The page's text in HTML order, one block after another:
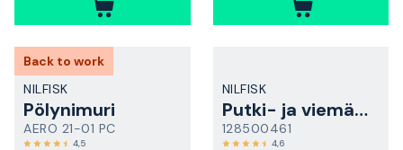
Back to work
NILFISK
Pölynimuri
AERO 21-01 PC
4,5
NILFISK
Putki- ja viemärinavausletku
128500461
4,6